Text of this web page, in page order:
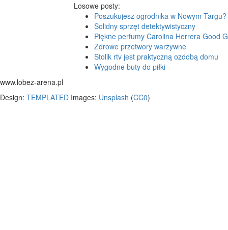
Losowe posty:
Poszukujesz ogrodnika w Nowym Targu?
Solidny sprzęt detektywistyczny
Piękne perfumy Carolina Herrera Good
Zdrowe przetwory warzywne
Stolik rtv jest praktyczną ozdobą domu
Wygodne buty do piłki
www.lobez-arena.pl
Design: TEMPLATED Images: Unsplash (CC0)